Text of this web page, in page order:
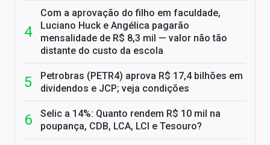
Com a aprovação do filho em faculdade,
Luciano Huck e Angélica pagarão
mensalidade de R$ 8,3 mil — valor não tão
distante do custo da escola
Petrobras (PETR4) aprova R$ 17,4 bilhões em
dividendos e JCP; veja condições
Selic a 14%: Quanto rendem R$ 10 mil na
poupança, CDB, LCA, LCI e Tesouro?